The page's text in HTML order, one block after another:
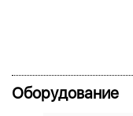
Оборудование